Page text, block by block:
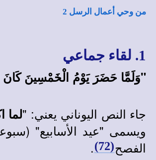
من وحي أعمال الرسل 2
1. لقاء جماعي
"وَلَمَّا حَضَرَ يَوْمُ الْخَمْسِينَ كَانَ
جاء النص اليوناني يعني: "لما
ويسمى "عيد الأسابيع"
الفصح(72)
.